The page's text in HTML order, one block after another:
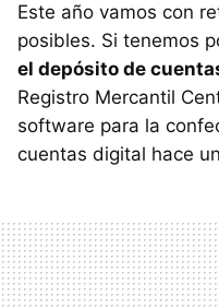
Este año vamos con
posibles. Si tenemos
el depósito de
Registro Mercantil
software para la
cuentas digital hace